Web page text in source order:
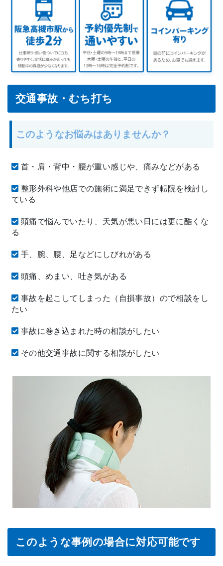
交通事故・むち打ち
このようなお悩みはありませんか？
首・肩・背中・腰が重い感じや、痛みなどがある
整形外科や他店での施術に満足できず転院を検討し
ている
頭痛で悩んでいたり、天気が悪い日には更に酷くな
る
手、腕、腰、足などにしびれがある
頭痛、めまい、吐き気がある
事故を起こしてしまった（自損事故）ので相談をし
たい
事故に巻き込まれた時の相談がしたい
その他交通事故に関する相談がしたい
このような事例の場合に対応可能です